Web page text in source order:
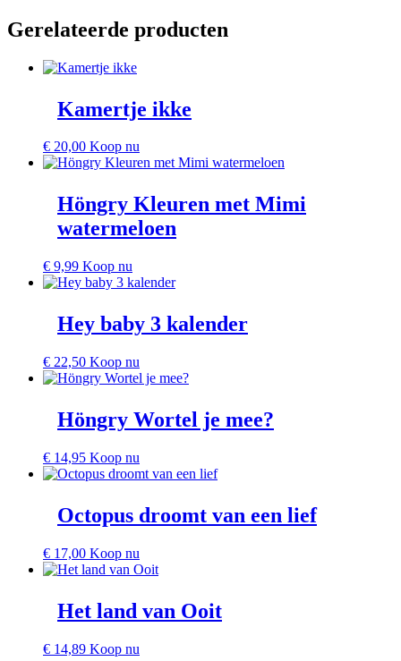
Gerelateerde producten
Kamertje ikke
€ 20,00 Koop nu
Höngry Kleuren met Mimi
watermeloen
€ 9,99 Koop nu
Hey baby 3 kalender
€ 22,50 Koop nu
Höngry Wortel je mee?
€ 14,95 Koop nu
Octopus droomt van een lief
€ 17,00 Koop nu
Het land van Ooit
€ 14,89 Koop nu